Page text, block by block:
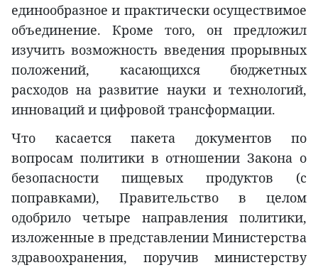
единообразное и практически осуществимое
объединение. Кроме того, он предложил
изучить возможность введения прорывных
положений, касающихся бюджетных
расходов на развитие науки и технологий,
инноваций и цифровой трансформации.
Что касается пакета документов по
вопросам политики в отношении Закона о
безопасности пищевых продуктов (с
поправками), Правительство в целом
одобрило четыре направления политики,
изложенные в представлении Министерства
здравоохранения, поручив министерству